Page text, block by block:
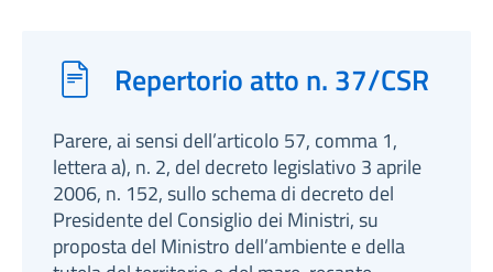
Repertorio atto n. 37/CSR
Parere, ai sensi dell’articolo 57, comma 1,
lettera a), n. 2, del decreto legislativo 3 aprile
2006, n. 152, sullo schema di decreto del
Presidente del Consiglio dei Ministri, su
proposta del Ministro dell’ambiente e della